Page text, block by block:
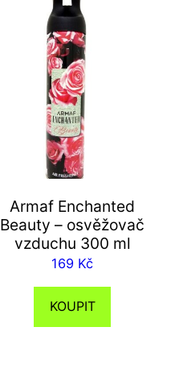
Armaf Enchanted
Beauty – osvěžovač
vzduchu 300 ml
169 Kč
KOUPIT